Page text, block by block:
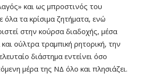
και ως μπροστινός του
όλα τα κρίσιμα ζητήματα, ενώ
στην κούρσα διαδοχής, μέσα
ούλτρα τραμπική ρητορική, την
διάστημα εντείνει όσο
μέρα της ΝΔ όλο και πλησιάζει.